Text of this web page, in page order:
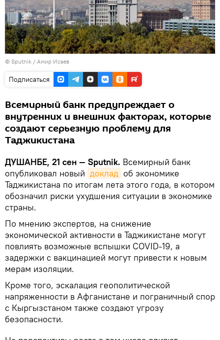
© Sputnik / Амир Исаев
Подписаться
Всемирный банк предупреждает о
внутренних и внешних факторах, которые
создают серьезную проблему для
Таджикистана
ДУШАНБЕ, 21 сен — Sputnik. Всемирный банк
опубликовал новый доклад об экономике
Таджикистана по итогам лета этого года, в котором
обозначил риски ухудшения ситуации в экономике
страны.
По мнению экспертов, на снижение
экономической активности в Таджикистане могут
повлиять возможные вспышки COVID-19, а
задержки с вакцинацией могут привести к новым
мерам изоляции.
Кроме того, эскалация геополитической
напряженности в Афганистане и пограничный спор
с Кыргызстаном также создают угрозу
безопасности.